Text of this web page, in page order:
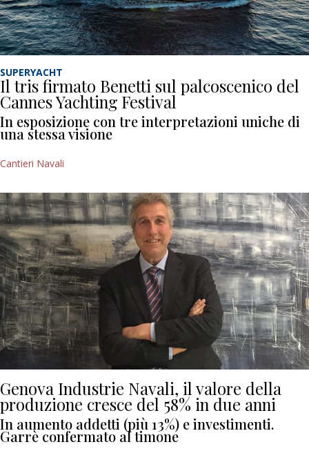
SUPERYACHT
Il tris firmato Benetti sul palcoscenico del
Cannes Yachting Festival
In esposizione con tre interpretazioni uniche di
una stessa visione
Cantieri Navali
Genova Industrie Navali, il valore della
produzione cresce del 58% in due anni
In aumento addetti (più 13%) e investimenti.
Garrè confermato al timone